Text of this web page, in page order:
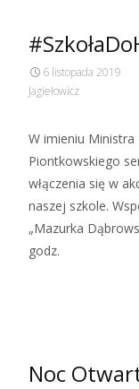
6 listopada 2019
Jagiełowicz
W imieniu
Piontkowskiego
włączenia się w
naszej szkole.
„Mazurka
godz.
Noc